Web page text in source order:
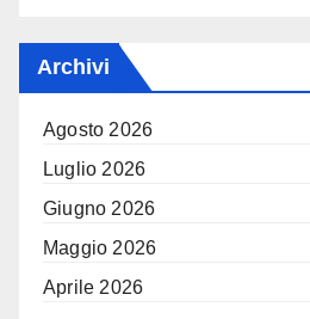
Archivi
Agosto 2026
Luglio 2026
Giugno 2026
Maggio 2026
Aprile 2026